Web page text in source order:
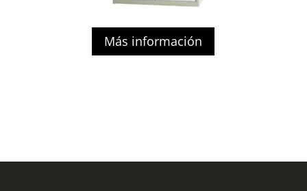
Más información